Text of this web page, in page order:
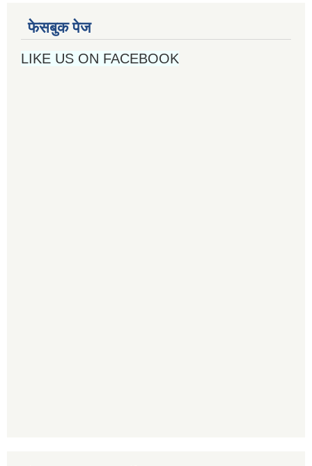
फेसबुक पेज
LIKE US ON FACEBOOK